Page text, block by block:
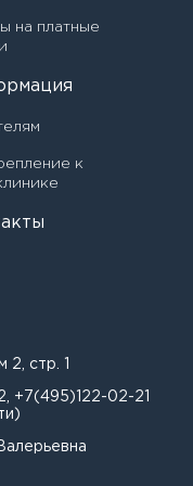
на платные
к
стр. 1
+7(495)122-02-21
массажу
(фельдшер-